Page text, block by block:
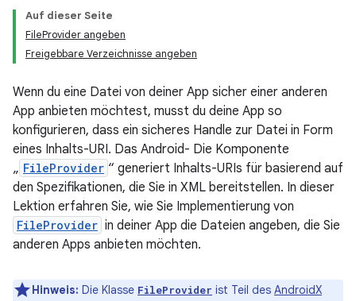
Auf dieser Seite
FileProvider angeben
Freigebbare Verzeichnisse angeben
Wenn du eine Datei von deiner App sicher einer anderen
App anbieten möchtest, musst du deine App so
konfigurieren, dass ein sicheres Handle zur Datei in Form
eines Inhalts-URI. Das Android- Die Komponente
„ FileProvider “ generiert Inhalts-URIs für basierend auf
den Spezifikationen, die Sie in XML bereitstellen. In dieser
Lektion erfahren Sie, wie Sie Implementierung von
FileProvider in deiner App die Dateien angeben, die Sie
anderen Apps anbieten möchten.
Hinweis: Die Klasse FileProvider ist Teil des AndroidX